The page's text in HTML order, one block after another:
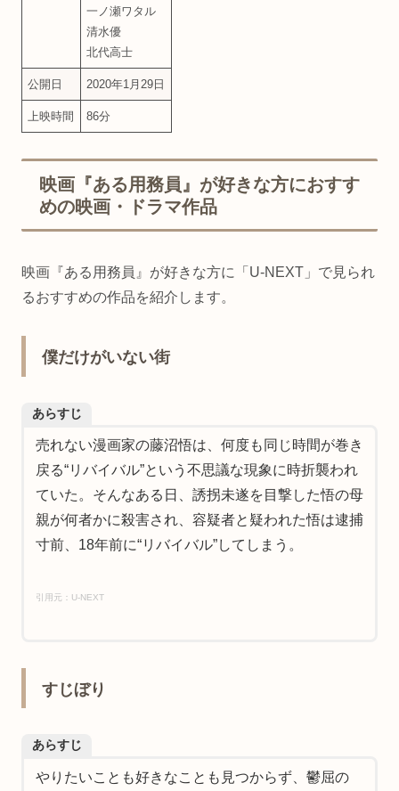
一ノ瀬ワタル
清水優
北代高士
公開日 2020年1月29日
上映時間 86分
映画『ある用務員』が好きな方におすす
めの映画・ドラマ作品
映画『ある用務員』が好きな方に「U-NEXT」で見られ
るおすすめの作品を紹介します。
僕だけがいない街
あらすじ
売れない漫画家の藤沼悟は、何度も同じ時間が巻き
戻る“リバイバル”という不思議な現象に時折襲われ
ていた。そんなある日、誘拐未遂を目撃した悟の母
親が何者かに殺害され、容疑者と疑われた悟は逮捕
寸前、18年前に“リバイバル”してしまう。
引用元：U-NEXT
すじぼり
あらすじ
やりたいことも好きなことも見つからず、鬱屈の